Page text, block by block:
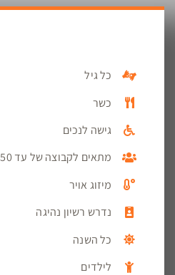
כל גיל
כשר
גישה לנכים
מתאים לקבוצה של עד 50 איש
מיזוג אויר
נדרש רשיון נהיגה
כל השנה
לילדים